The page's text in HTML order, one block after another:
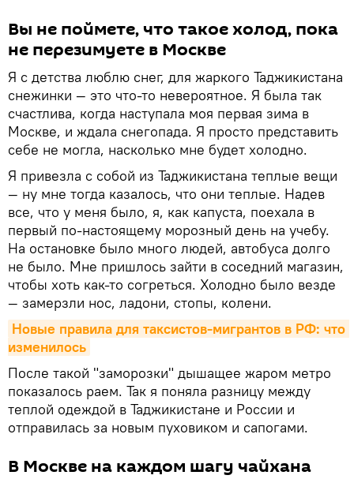
Вы не поймете, что такое холод, пока
не перезимуете в Москве
Я с детства люблю снег, для жаркого Таджикистана
снежинки — это что-то невероятное. Я была так
счастлива, когда наступала моя первая зима в
Москве, и ждала снегопада. Я просто представить
себе не могла, насколько мне будет холодно.
Я привезла с собой из Таджикистана теплые вещи
— ну мне тогда казалось, что они теплые. Надев
все, что у меня было, я, как капуста, поехала в
первый по-настоящему морозный день на учебу.
На остановке было много людей, автобуса долго
не было. Мне пришлось зайти в соседний магазин,
чтобы хоть как-то согреться. Холодно было везде
— замерзли нос, ладони, стопы, колени.
Новые правила для таксистов-мигрантов в РФ: что
изменилось
После такой "заморозки" дышащее жаром метро
показалось раем. Так я поняла разницу между
теплой одеждой в Таджикистане и России и
отправилась за новым пуховиком и сапогами.
В Москве на каждом шагу чайхана